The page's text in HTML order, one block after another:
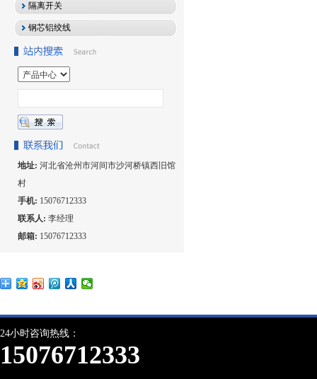
隔离开关
钢芯铝绞线
地址: 河北省沧州市河间市沙河桥镇西旧馆
村
手机: 15076712333
联系人: 李经理
邮箱: 15076712333
24小时咨询热线：
15076712333